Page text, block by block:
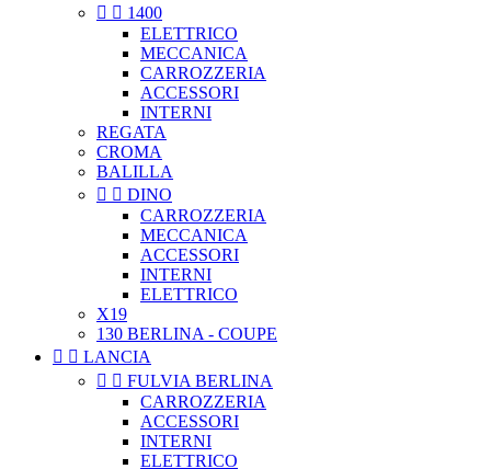
  1400
ELETTRICO
MECCANICA
CARROZZERIA
ACCESSORI
INTERNI
REGATA
CROMA
BALILLA
  DINO
CARROZZERIA
MECCANICA
ACCESSORI
INTERNI
ELETTRICO
X19
130 BERLINA - COUPE
  LANCIA
  FULVIA BERLINA
CARROZZERIA
ACCESSORI
INTERNI
ELETTRICO